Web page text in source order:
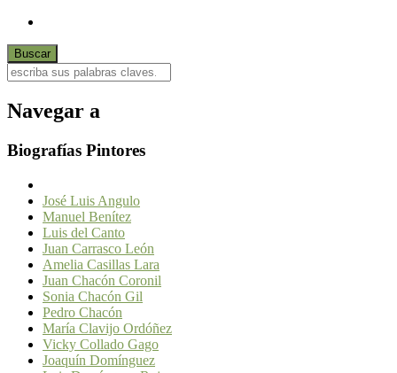
Navegar a
Biografías Pintores
José Luis Angulo
Manuel Benítez
Luis del Canto
Juan Carrasco León
Amelia Casillas Lara
Juan Chacón Coronil
Sonia Chacón Gil
Pedro Chacón
María Clavijo Ordóñez
Vicky Collado Gago
Joaquín Domínguez